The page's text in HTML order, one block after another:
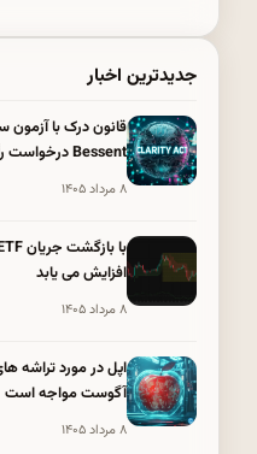
جدیدترین اخبار
قانون درک با آزمون
Bessent درخواست رأی گیری می کند
۸ مرداد ۱۴۰۵
افزایش می یابد
۸ مرداد ۱۴۰۵
آگوست مواجه است
۸ مرداد ۱۴۰۵